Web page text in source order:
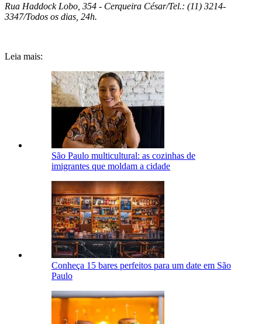
Rua Haddock Lobo, 354 - Cerqueira César/Tel.: (11) 3214-
3347/Todos os dias, 24h.
Leia mais:
São Paulo multicultural: as cozinhas de
imigrantes que moldam a cidade
Conheça 15 bares perfeitos para um date em São
Paulo